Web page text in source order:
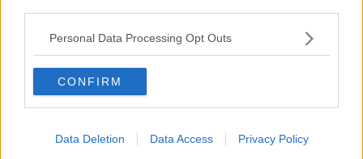
Personal Data Processing Opt Outs
CONFIRM
Data Deletion Data Access Privacy Policy
Passato, presente, futuro
La virtù del non fare
Il giorno dei saldi
L'ultimo post
Leggendo l'Eneide
Il decalogo del politico